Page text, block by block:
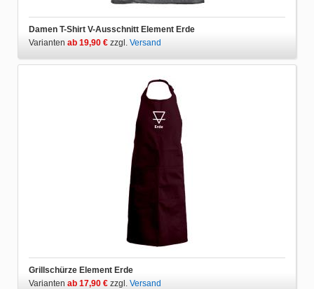
Damen T-Shirt V-Ausschnitt Element Erde
Varianten ab 19,90 € zzgl. Versand
Grillschürze Element Erde
Varianten ab 17,90 € zzgl. Versand